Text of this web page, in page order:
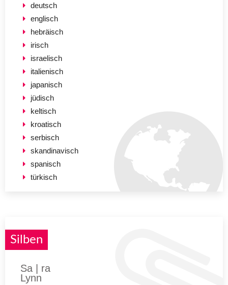
deutsch
englisch
hebräisch
irisch
israelisch
italienisch
japanisch
jüdisch
keltisch
kroatisch
serbisch
skandinavisch
spanisch
türkisch
Silben
Sa | ra
Lynn